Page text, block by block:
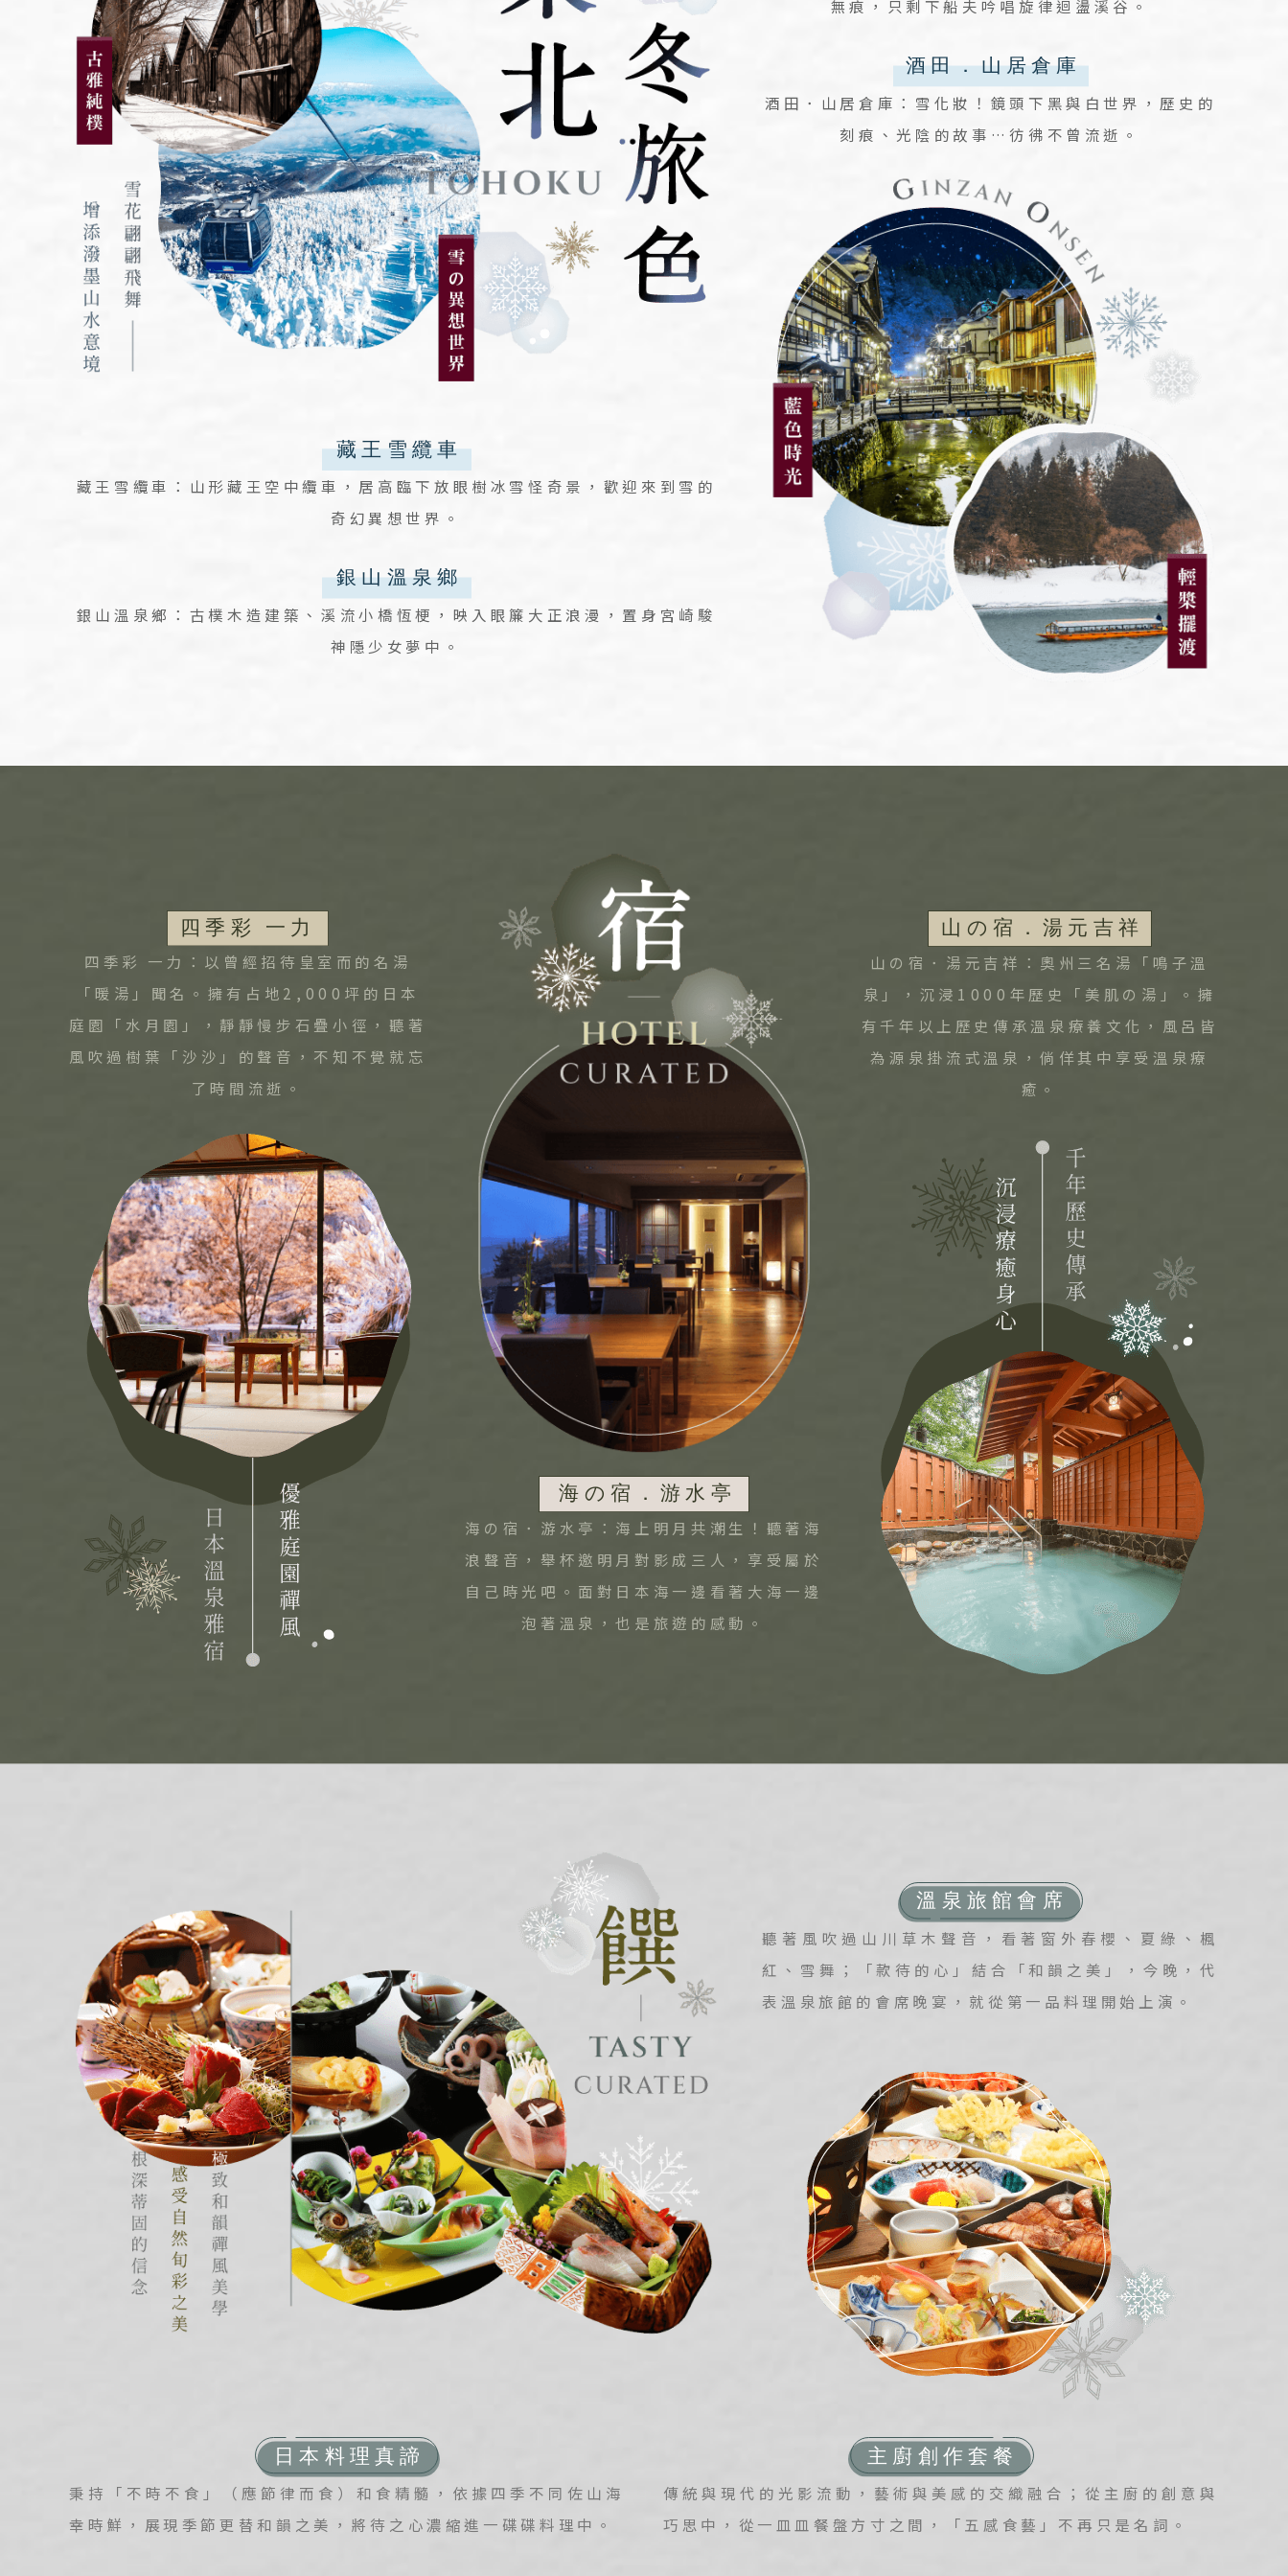
日本心旅行 日本鐵道旅
藏王雪纜車：山形藏王空中纜車，居高臨下放眼樹冰雪怪奇景，歡迎來到雪的
奇幻異想世界。
銀山溫泉鄉：古樸木造建築、溪流小橋恆梗，映入眼簾大正浪漫，置身宮崎駿
神隱少女夢中。
無痕，只剩下船夫吟唱旋律迴盪溪谷。
酒田．山居倉庫：雪化妝！鏡頭下黑與白世界，歷史的
刻痕、光陰的故事…彷彿不曾流逝。
四季彩 一力：以曾經招待皇室而的名湯
「暖湯」聞名。擁有占地2,000坪的日本
庭園「水月園」，靜靜慢步石疊小徑，聽著
風吹過樹葉「沙沙」的聲音，不知不覺就忘
了時間流逝。
海の宿．游水亭：海上明月共潮生！聽著海
浪聲音，舉杯邀明月對影成三人，享受屬於
自己時光吧。面對日本海一邊看著大海一邊
泡著溫泉，也是旅遊的感動。
山の宿．湯元吉祥：奧州三名湯「鳴子溫
泉」，沉浸1000年歷史「美肌の湯」。擁
有千年以上歷史傳承溫泉療養文化，風呂皆
為源泉掛流式溫泉，倘佯其中享受溫泉療
癒。
聽著風吹過山川草木聲音，看著窗外春櫻、夏綠、楓
紅、雪舞；「款待的心」結合「和韻之美」，今晚，代
表溫泉旅館的會席晚宴，就從第一品料理開始上演。
秉持「不時不食」（應節律而食）和食精髓，依據四季不同佐山海
幸時鮮，展現季節更替和韻之美，將待之心濃縮進一碟碟料理中。
傳統與現代的光影流動，藝術與美感的交織融合；從主廚的創意與
巧思中，從一皿皿餐盤方寸之間，「五感食藝」不再只是名詞。
行程日期搜尋
出發區間
至
目的地
國家 / 地區
廣島 山陰山陽 四國
曼谷 芭達雅 華欣
中越 峴港 會安 順化
南越 胡志明 富國島 芽莊
中國
江南 黃山 江西 山東
四川 稻城 西藏
雲南 貴州 張家界 湖北
陝西 河南 絲路 新疆
北京 山西 內蒙 東北
韓國
首爾 釜山 濟州
馬來西亞 新加坡
主題旅遊
日本賞楓旅遊
慶典．祭典旅
春節．過年團
主題樂園旅遊
日本賞櫻旅遊